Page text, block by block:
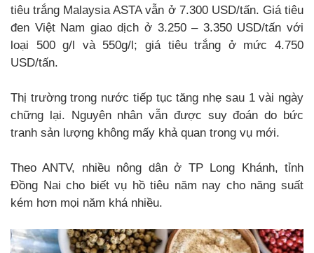
tiêu trắng Malaysia ASTA vẫn ở 7.300 USD/tấn. Giá tiêu
đen Việt Nam giao dịch ở 3.250 – 3.350 USD/tấn với
loại 500 g/l và 550g/l; giá tiêu trắng ở mức 4.750
USD/tấn.
Thị trường trong nước tiếp tục tăng nhẹ sau 1 vài ngày
chững lại. Nguyên nhân vẫn được suy đoán do bức
tranh sản lượng không mấy khả quan trong vụ mới.
Theo ANTV, nhiều nông dân ở TP Long Khánh, tỉnh
Đồng Nai cho biết vụ hồ tiêu năm nay cho năng suất
kém hơn mọi năm khá nhiều.